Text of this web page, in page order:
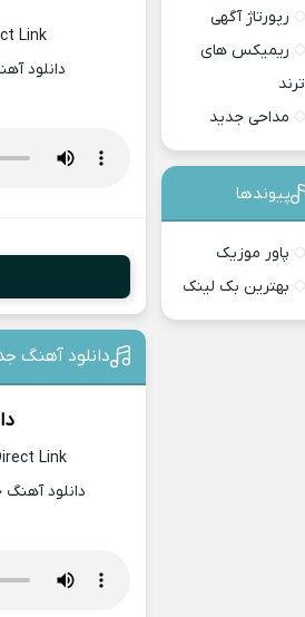
Link
دانلود
دانلود آهنگ
Link
دانلود
رپورتاژ آگهی
ریمیکس های
ترند
مداحی جدید
پیوندها
پاور موزیک
بهترین بک لینک